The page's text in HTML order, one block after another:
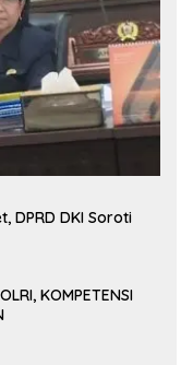
DPRD DKI Soroti
KOMPETENSI